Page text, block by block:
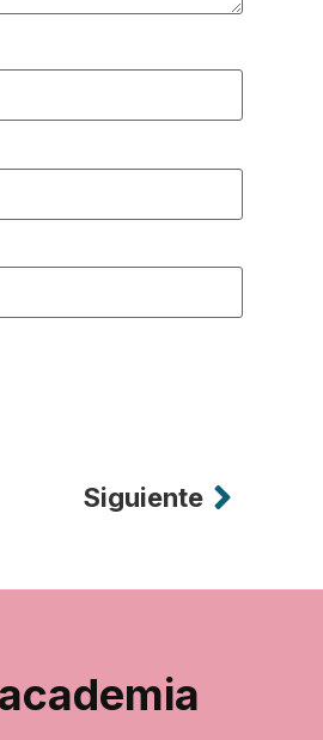
Siguiente